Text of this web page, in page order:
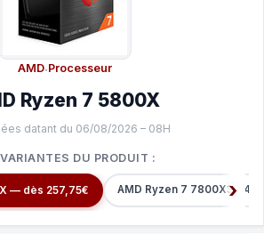
AMD·Processeur
Ryzen 7 5800X
datant du 06/08/2026 – 08H
DU PRODUIT :
— dès 257,75€ AMD Ryzen 7 7800X3D